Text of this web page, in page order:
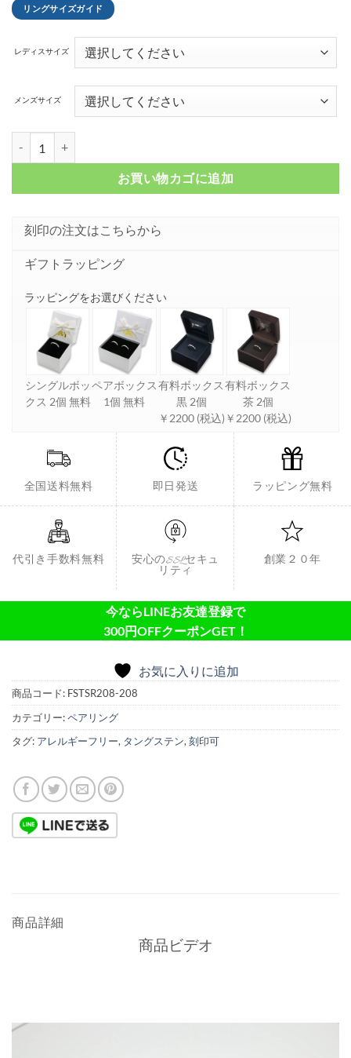
リングサイズガイド
レディスサイズ
メンズサイズ
お買い物カゴに追加
刻印の注文はこちらから
ギフトラッピング
ラッピングをお選びください
シングルボッ
クス 2個 無料
ペアボックス
1個 無料
有料ボックス
黒 2個
￥2200 (税込)
有料ボックス
茶 2個
￥2200 (税込)
全国送料無料 即日発送 ラッピング無料
代引き手数料無料
安心のSSLセキュ
リティ
創業２０年
今ならLINEお友達登録で
300円OFFクーポンGET！
お気に入りに追加
商品コード: FSTSR208-208
カテゴリー:ペアリング
タグ: アレルギーフリー, タングステン,刻印可
商品詳細
商品ビデオ